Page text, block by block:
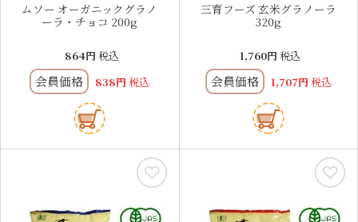
ムソー オーガニックグラノ
ーラ・チョコ 200g
864 税込
会員価格 838 税込
三育フーズ 玄米グラノーラ
320g
1,760 税込
会員価格 1,707 税込